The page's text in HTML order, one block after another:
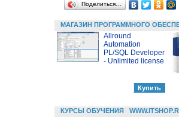
Поделиться…
МАГАЗИН ПРОГРАММНОГО
Allround
Automation
PL/SQL Developer
- Unlimited license
КУРСЫ ОБУЧЕНИЯ